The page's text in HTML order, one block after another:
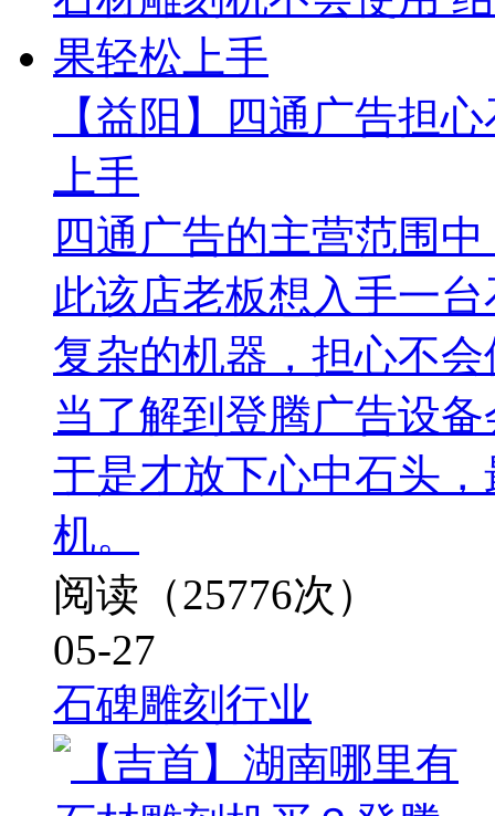
【益阳】四通广告担
上手
四通广告的主营范围
此该店老板想入手一
复杂的机器，担心不
当了解到登腾广告设
于是才放下心中石头
机。
阅读（25776次）
05-27
石碑雕刻行业